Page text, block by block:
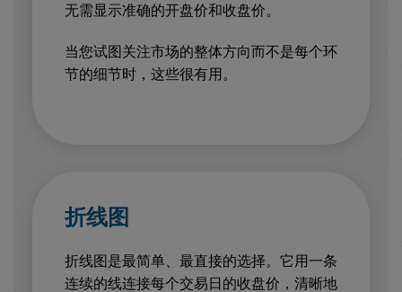
无需显示准确的开盘价和收盘价。
当您试图关注市场的整体方向而不是每个环
节的细节时，这些很有用。
折线图
折线图是最简单、最直接的选择。它用一条
连续的线连接每个交易日的收盘价，清晰地